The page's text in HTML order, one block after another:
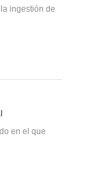
ingestión de
en el que